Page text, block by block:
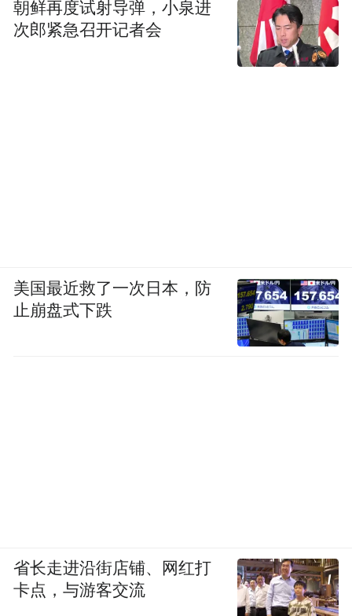
朝鲜再度试射导弹，小泉进
次郎紧急召开记者会
美国最近救了一次日本，防
止崩盘式下跌
省长走进沿街店铺、网红打
卡点，与游客交流